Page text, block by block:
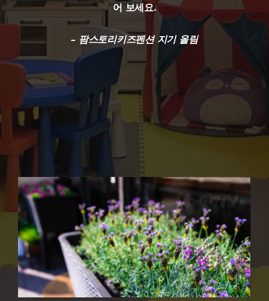
어 보세요.
– 팜스토리키즈펜션 지기 올림